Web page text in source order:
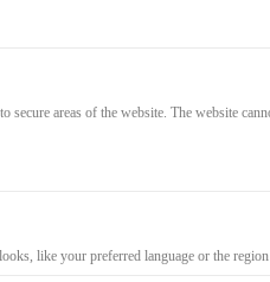
secure areas of the website. The website
like your preferred language or the